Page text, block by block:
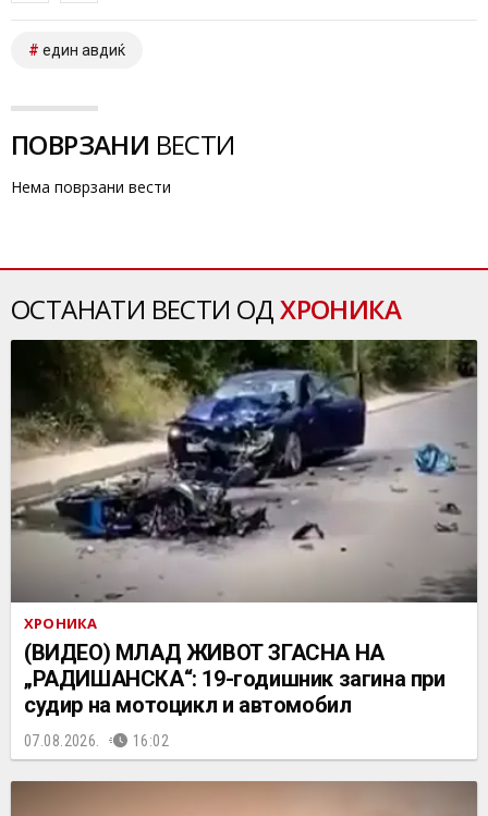
един авдиќ
ПОВРЗАНИ ВЕСТИ
Нема поврзани вести
ОСТАНАТИ ВЕСТИ ОДХРОНИКА
ХРОНИКА
(ВИДЕО) МЛАД ЖИВОТ ЗГАСНА НА
„РАДИШАНСКА“: 19-годишник загина при
судир на мотоцикл и автомобил
07.08.2026. 16:02